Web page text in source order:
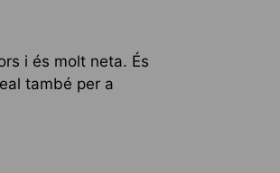
i és molt neta. És
també per a